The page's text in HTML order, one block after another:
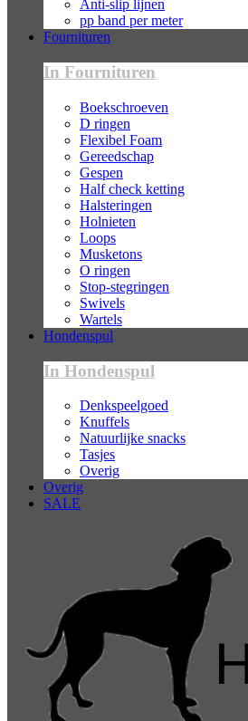
Anti-slip lijnen
pp band per meter
Fournituren
In Fournituren
Boekschroeven
D ringen
Flexibel Foam
Gereedschap
Gespen
Half check ketting
Halsteringen
Holnieten
Loops
Musketons
O ringen
Stop-stegringen
Swivels
Wartels
Hondenspul
In Hondenspul
Denkspeelgoed
Knuffels
Natuurlijke snacks
Tasjes
Overig
Overig
SALE